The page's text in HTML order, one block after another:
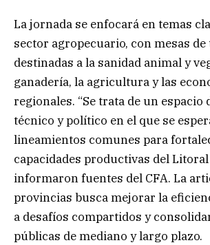
La jornada se enfocará en temas
sector agropecuario, con mesas de
destinadas a la sanidad animal y
ganadería, la agricultura y las
regionales. “Se trata de un espacio
técnico y político en el que se
lineamientos comunes para
capacidades productivas del
informaron fuentes del CFA. La
provincias busca mejorar la
a desafíos compartidos y
públicas de mediano y largo plazo.